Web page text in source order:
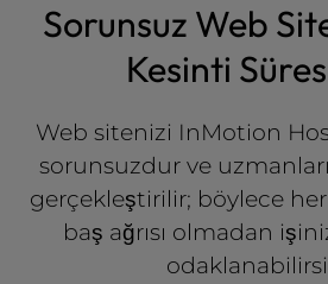
Sorunsuz Web
Kesinti
Web sitenizi InMotion
sorunsuzdur ve
gerçekleştirilir; böylece
baş ağrısı olmadan